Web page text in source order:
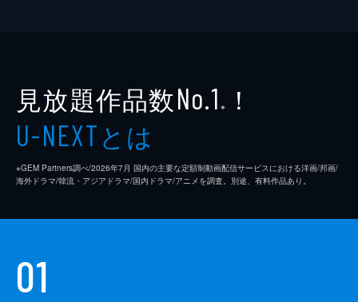
見放題作品数No.1 ※ ！
U-NEXTとは
※GEM Partners調べ/2026年7⽉ 国内の主要な定額制動画配信サービスにおける洋画/邦画/
海外ドラマ/韓流・アジアドラマ/国内ドラマ/アニメを調査。別途、有料作品あり。
01